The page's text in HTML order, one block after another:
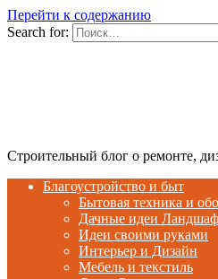
Перейти к содержанию
Search for:
Строительный блог о ремонте,
Благоустройство и быт
Бытовая техника и
Дачные идеи
Идеи своими руками
Интерьер и Дизайн
Мебель и текстиль